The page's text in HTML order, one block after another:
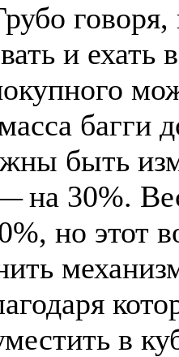
и ехать
багги
быть
​на 30%.
но этот
в